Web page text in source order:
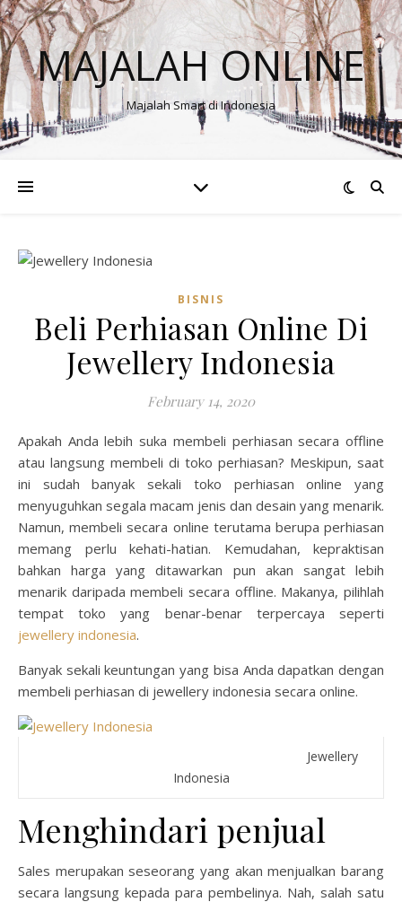
MAJALAH ONLINE
Majalah Smart di Indonesia
BISNIS
Beli Perhiasan Online Di
Jewellery Indonesia
February 14, 2020
Apakah Anda lebih suka membeli perhiasan secara offline
atau langsung membeli di toko perhiasan? Meskipun, saat
ini sudah banyak sekali toko perhiasan online yang
menyuguhkan segala macam jenis dan desain yang menarik.
Namun, membeli secara online terutama berupa perhiasan
memang perlu kehati-hatian. Kemudahan, kepraktisan
bahkan harga yang ditawarkan pun akan sangat lebih
menarik daripada membeli secara offline. Makanya, pilihlah
tempat toko yang benar-benar terpercaya seperti
jewellery indonesia.
Banyak sekali keuntungan yang bisa Anda dapatkan dengan
membeli perhiasan di jewellery indonesia secara online.
Jewellery
Indonesia
Menghindari penjual
Sales merupakan seseorang yang akan menjualkan barang
secara langsung kepada para pembelinya. Nah, salah satu